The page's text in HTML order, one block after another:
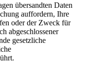
übersandten Daten
auffordern, Ihre
oder der Zweck für
abgeschlossener
gesetzliche